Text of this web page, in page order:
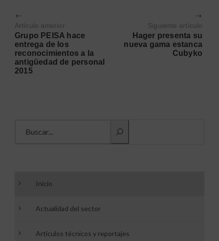
Artículo anterior
Grupo PEISA hace
entrega de los
reconocimientos a la
antigüedad de personal
2015
Siguiente artículo
Hager presenta su
nueva gama estanca
Cubyko
Inicio
Actualidad del sector
Artículos técnicos y reportajes